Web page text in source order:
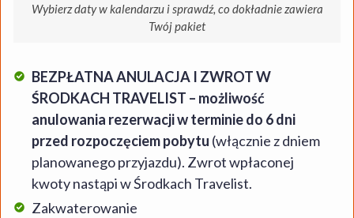
Wybierz daty w kalendarzu i sprawdź, co dokładnie zawiera
Twój pakiet
BEZPŁATNA ANULACJA I ZWROT W
ŚRODKACH TRAVELIST – możliwość
anulowania rezerwacji w terminie do 6 dni
przed rozpoczęciem pobytu (włącznie z dniem
planowanego przyjazdu). Zwrot wpłaconej
kwoty nastąpi w Środkach Travelist.
Zakwaterowanie